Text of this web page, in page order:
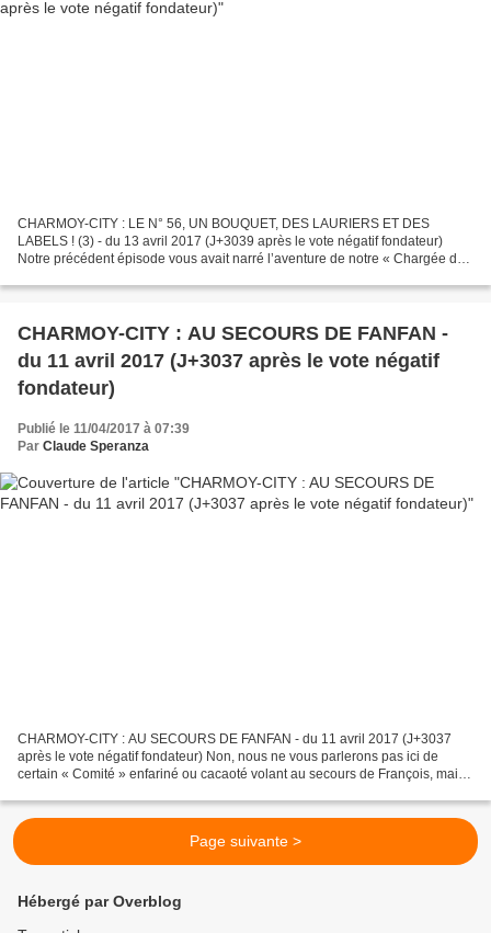
CHARMOY-CITY : LE N° 56, UN BOUQUET, DES LAURIERS ET DES
LABELS ! (3) - du 13 avril 2017 (J+3039 après le vote négatif fondateur)
Notre précédent épisode vous avait narré l’aventure de notre « Chargée de
CHARMOY-CITY : AU SECOURS DE FANFAN -
du 11 avril 2017 (J+3037 après le vote négatif
fondateur)
Publié le 11/04/2017 à 07:39
Par Claude Speranza
CHARMOY-CITY : AU SECOURS DE FANFAN - du 11 avril 2017 (J+3037
après le vote négatif fondateur) Non, nous ne vous parlerons pas ici de
certain « Comité » enfariné ou cacaoté volant au secours de François, mais
Page suivante >
Hébergé par Overblog